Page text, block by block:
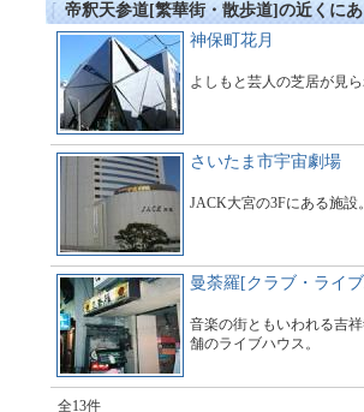
帝釈天参道[繁華街・散歩道]の近くに
神保町花月
よしもと芸人の芝居が見ら
さいたま市宇宙劇場
JACK大宮の3Fにある施設。
曼荼羅[クラブ・ライ
音楽の街ともいわれる吉
舗のライブハウス。
全13件